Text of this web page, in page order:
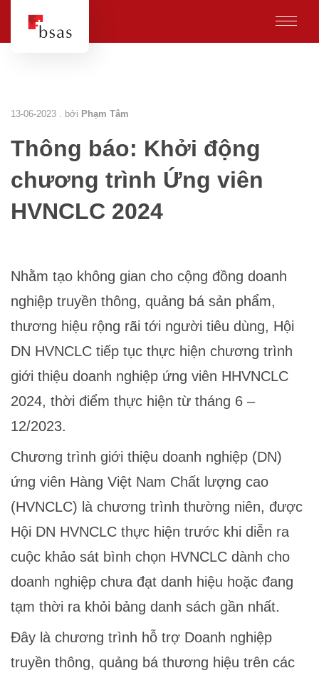
13-06-2023 . bởi Phạm Tâm
Thông báo: Khởi động
chương trình Ứng viên
HVNCLC 2024
Nhằm tạo không gian cho cộng đồng doanh
nghiệp truyền thông, quảng bá sản phẩm,
thương hiệu rộng rãi tới người tiêu dùng, Hội
DN HVNCLC tiếp tục thực hiện chương trình
giới thiệu doanh nghiệp ứng viên HHVNCLC
2024, thời điểm thực hiện từ tháng 6 –
12/2023.
Chương trình giới thiệu doanh nghiệp (DN)
ứng viên Hàng Việt Nam Chất lượng cao
(HVNCLC) là chương trình thường niên, được
Hội DN HVNCLC thực hiện trước khi diễn ra
cuộc khảo sát bình chọn HVNCLC dành cho
doanh nghiệp chưa đạt danh hiệu hoặc đang
tạm thời ra khỏi bảng danh sách gần nhất.
Đây là chương trình hỗ trợ Doanh nghiệp
truyền thông, quảng bá thương hiệu trên các